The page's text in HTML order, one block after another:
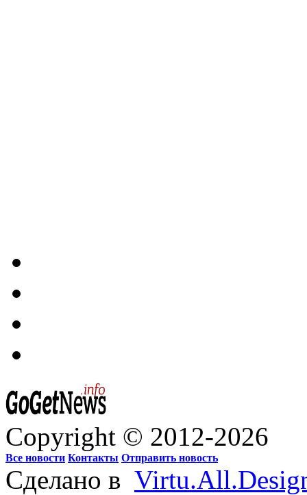
Copyright © 2012-2026
Все новости Контакты Отправить новость
Сделано в